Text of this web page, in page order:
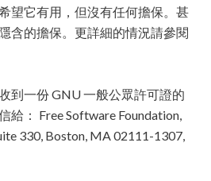
望它有用，但沒有任何擔保。甚
含的擔保。更詳細的情況請參閱
到一份 GNU 一般公眾許可證的
給： Free Software Foundation,
330, Boston, MA 02111-1307,